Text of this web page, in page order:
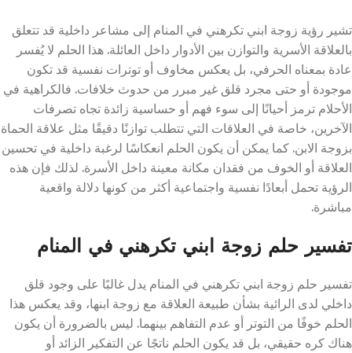
تشير رؤية زوجة ابني تكرهني في المنام إلى مشاعر داخلية قد تتعلق
بالعلاقة الأسرية والتوازن بين الأدوار داخل العائلة. هذا الحلم لا يُفسر
عادة بمعناه الحرفي، بل يعكس مخاوف أو توترات نفسية قد تكون
موجودة أو حتى مجرد قلق غير مبرر من حدوث خلافات. فالكراهية في
الأحلام ترمز أحيانًا إلى سوء فهم أو حساسية زائدة تجاه تصرفات
الآخرين، خاصة في العلاقات التي تتطلب توازنًا دقيقًا مثل علاقة الحماة
بزوجة الابن. كما يمكن أن يكون الحلم انعكاسًا لرغبة داخلية في تحسين
العلاقة أو الخوف من فقدان مكانة معينة داخل الأسرة. لذلك فإن هذه
الرؤية تحمل أبعادًا نفسية واجتماعية أكثر من كونها دلالة واقعية
مباشرة.
تفسير حلم زوجة ابني تكرهني في المنام
تفسير حلم زوجة ابني تكرهني في المنام يدل غالبًا على وجود قلق
داخلي لدى الرائية بشأن طبيعة العلاقة مع زوجة ابنها، وقد يعكس هذا
الحلم خوفًا من التوتر أو عدم التفاهم بينهما. ليس بالضرورة أن يكون
هناك كره حقيقي، بل قد يكون الحلم ناتجًا عن التفكير الزائد أو